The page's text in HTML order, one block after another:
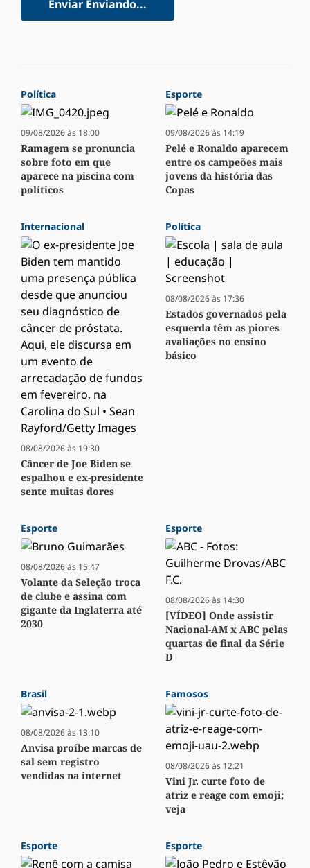
Enviar Enviando...
Política
09/08/2026 às 18:00
Ramagem se pronuncia
sobre foto em que
aparece na piscina com
políticos
Esporte
09/08/2026 às 14:19
Pelé e Ronaldo aparecem
entre os campeões mais
jovens da história das
Copas
Internacional
08/08/2026 às 19:30
Câncer de Joe Biden se
espalhou e ex-presidente
sente muitas dores
Política
08/08/2026 às 17:36
Estados governados pela
esquerda têm as piores
avaliações no ensino
básico
Esporte
08/08/2026 às 15:47
Volante da Seleção troca
de clube e assina com
gigante da Inglaterra até
2030
Esporte
08/08/2026 às 14:30
[VÍDEO] Onde assistir
Nacional-AM x ABC pelas
quartas de final da Série
D
Brasil
08/08/2026 às 13:10
Anvisa proíbe marcas de
sal sem registro
vendidas na internet
Famosos
08/08/2026 às 12:21
Vini Jr. curte foto de
atriz e reage com emoji;
veja
Esporte Esporte